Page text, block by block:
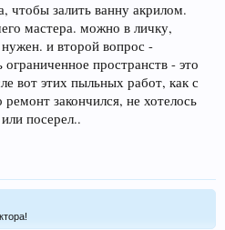
чтобы залить ванну акрилом.
мастера. можно в личку,
и второй вопрос -
пространств - это
вот этих пыльных работ, как с
закончился, не хотелось
посерел..